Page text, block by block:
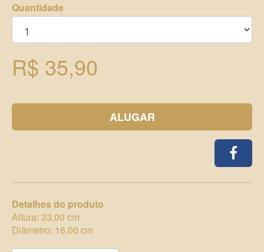
Quantidade
R$ 35,90
ALUGAR
Detalhes do produto
Altura: 33,00 cm
Diâmetro: 16,00 cm